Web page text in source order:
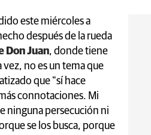
este miércoles a
después de la rueda
Don Juan, donde tiene
vez, no es un tema que
que "sí hace
connotaciones. Mi
ninguna persecución ni
se los busca, porque